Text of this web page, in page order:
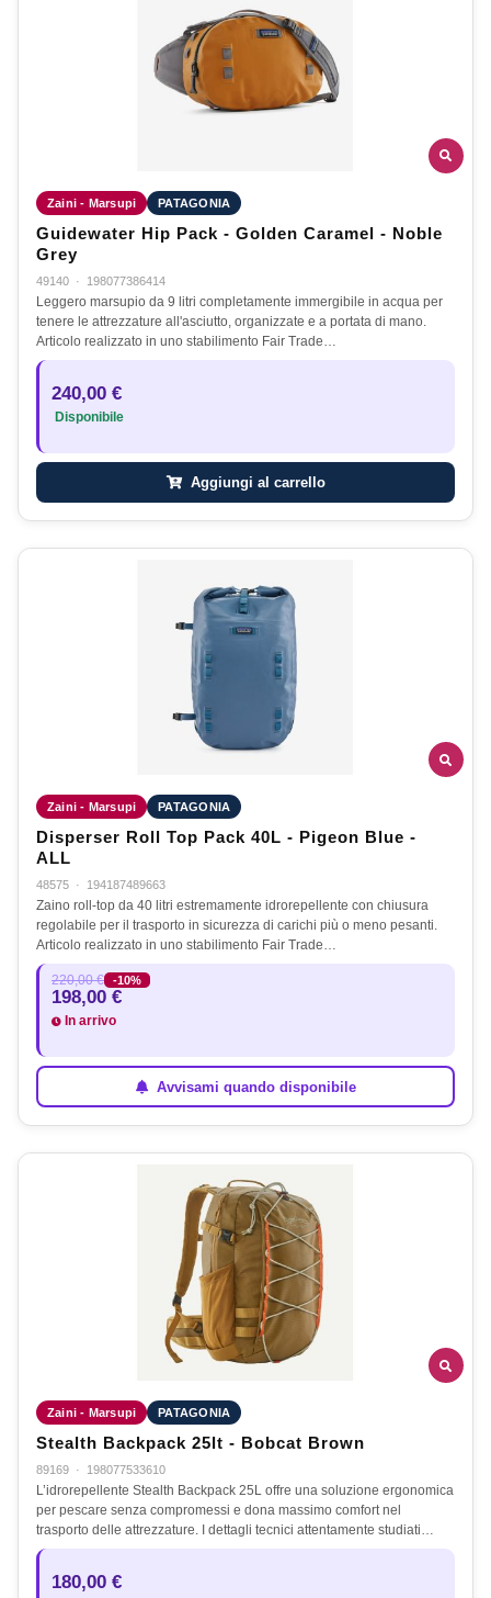
Zaini - Marsupi PATAGONIA
Guidewater Hip Pack - Golden Caramel - Noble
Grey
49140 · 198077386414
Leggero marsupio da 9 litri completamente immergibile in acqua per
tenere le attrezzature all'asciutto, organizzate e a portata di mano.
Articolo realizzato in uno stabilimento Fair Trade…
240,00 €
Disponibile
Aggiungi al carrello
Zaini - Marsupi PATAGONIA
Disperser Roll Top Pack 40L - Pigeon Blue -
ALL
48575 · 194187489663
Zaino roll-top da 40 litri estremamente idrorepellente con chiusura
regolabile per il trasporto in sicurezza di carichi più o meno pesanti.
Articolo realizzato in uno stabilimento Fair Trade…
220,00 € -10%
198,00 €
In arrivo
Avvisami quando disponibile
Zaini - Marsupi PATAGONIA
Stealth Backpack 25lt - Bobcat Brown
89169 · 198077533610
L’idrorepellente Stealth Backpack 25L offre una soluzione ergonomica
per pescare senza compromessi e dona massimo comfort nel
trasporto delle attrezzature. I dettagli tecnici attentamente studiati…
180,00 €